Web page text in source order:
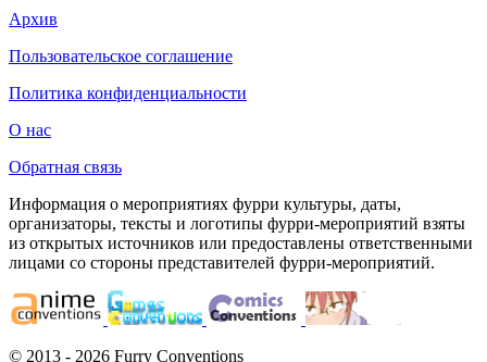
Архив
Пользовательское соглашение
Политика конфиденциальности
О нас
Обратная связь
Информация о мероприятиях фурри культуры, даты,
организаторы, тексты и логотипы фурри-мероприятий взяты
из открытых источников или предоставлены ответственными
лицами со стороны представителей фурри-мероприятий.
© 2013 - 2026 Furry Conventions